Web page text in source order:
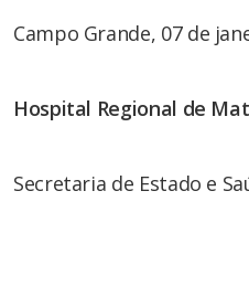
Campo Grande, 07 de
Hospital Regional de
Secretaria de Estado e